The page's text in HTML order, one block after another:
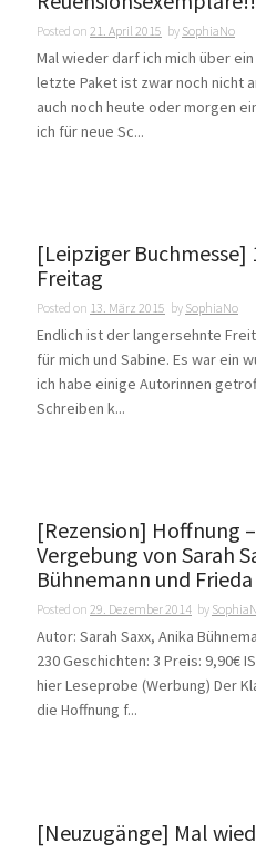
Posted on 21. April 2015 by SophiaNo
Mal wieder darf ich mich über
letzte Paket ist zwar noch nicht
auch noch heute oder morgen
ich für neue Sc...
[Leipziger Buchmesse]
Freitag
Posted on 13. März 2015 by SophiaNo
Endlich ist der langersehnte
für mich und Sabine. Es war ein
ich habe einige Autorinnen
Schreiben k...
[Rezension] Hoffnung
Vergebung von Sarah
Bühnemann und
Posted on 29. Dezember 2014 by
Autor: Sarah Saxx, Anika
230 Geschichten: 3 Preis: 9,90€
hier Leseprobe (Werbung) Der
die Hoffnung f...
[Neuzugänge] Mal